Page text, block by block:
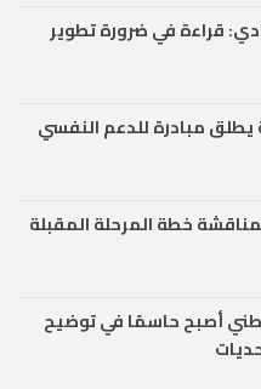
قراءة في ضرورة تطوير
يطلق مبادرة للدعم النفسي
لمناقشة خطة المرحلة المقبلة
أصبح حاسمًا في توضيح